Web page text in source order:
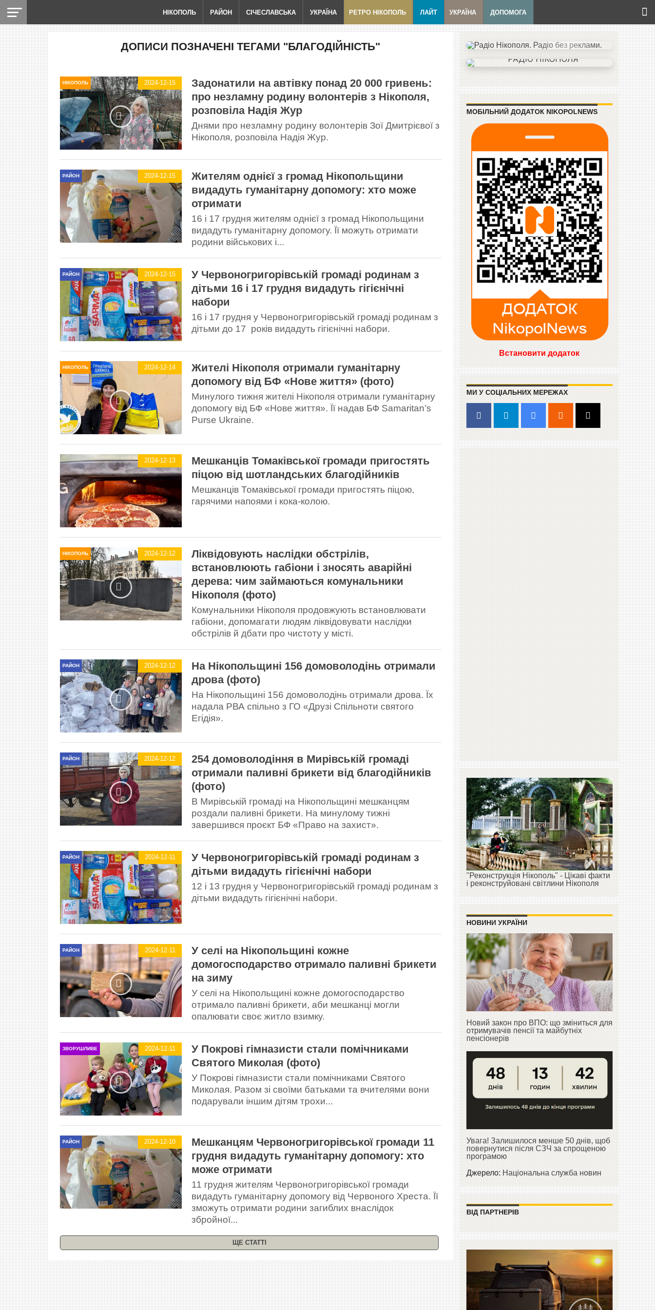
НІКОПОЛЬ РАЙОН СІЧЕСЛАВСЬКА УКРАЇНА РЕТРО НІКОПОЛЬ ЛАЙТ УКРАЇНА ДОПОМОГА
ДОПИСИ ПОЗНАЧЕНІ ТЕГАМИ "БЛАГОДІЙНІСТЬ"
НІКОПОЛЬ 2024-12-15
Задонатили на автівку понад 20 000 гривень:
про незламну родину волонтерів з Нікополя,
розповіла Надія Жур
Днями про незламну родину волонтерів Зої Дмитрієвої з
Нікополя, розповіла Надія Жур.
РАЙОН 2024-12-15
Жителям однієї з громад Нікопольщини
видадуть гуманітарну допомогу: хто може
отримати
16 і 17 грудня жителям однієї з громад Нікопольщини
видадуть гуманітарну допомогу. Її можуть отримати
родини військових і...
РАЙОН 2024-12-15
У Червоногригорівській громаді родинам з
дітьми 16 і 17 грудня видадуть гігієнічні
набори
16 і 17 грудня у Червоногригорівській громаді родинам з
дітьми до 17 років видадуть гігієнічні набори.
НІКОПОЛЬ 2024-12-14
Жителі Нікополя отримали гуманітарну
допомогу від БФ «Нове життя» (фото)
Минулого тижня жителі Нікополя отримали гуманітарну
допомогу від БФ «Нове життя». Її надав БФ Samaritan’s
Purse Ukraine.
2024-12-13
Мешканців Томаківської громади пригостять
піцою від шотландських благодійників
Мешканців Томаківської громади пригостять піцою,
гарячими напоями і кока-колою.
НІКОПОЛЬ 2024-12-12
Ліквідовують наслідки обстрілів,
встановлюють габіони і зносять аварійні
дерева: чим займаються комунальники
Нікополя (фото)
Комунальники Нікополя продовжують встановлювати
габіони, допомагати людям ліквідовувати наслідки
обстрілів й дбати про чистоту у місті.
РАЙОН 2024-12-12
На Нікопольщині 156 домоволодінь отримали
дрова (фото)
На Нікопольщині 156 домоволодінь отримали дрова. Їх
надала РВА спільно з ГО «Друзі Спільноти святого
Егідія».
РАЙОН 2024-12-12
254 домоволодіння в Мирівській громаді
отримали паливні брикети від благодійників
(фото)
В Мирівській громаді на Нікопольщині мешканцям
роздали паливні брикети. На минулому тижні
завершився проєкт БФ «Право на захист».
РАЙОН 2024-12-11
У Червоногригорівській громаді родинам з
дітьми видадуть гігієнічні набори
12 і 13 грудня у Червоногригорівській громаді родинам з
дітьми видадуть гігієнічні набори.
РАЙОН 2024-12-11
У селі на Нікопольщині кожне
домогосподарство отримало паливні брикети
на зиму
У селі на Нікопольщині кожне домогосподарство
отримало паливні брикети, аби мешканці могли
опалювати своє житло взимку.
ЗВОРУШЛИВЕ 2024-12-11
У Покрові гімназисти стали помічниками
Святого Миколая (фото)
У Покрові гімназисти стали помічниками Святого
Миколая. Разом зі своїми батьками та вчителями вони
подарували іншим дітям трохи...
РАЙОН 2024-12-10
Мешканцям Червоногригорівської громади 11
грудня видадуть гуманітарну допомогу: хто
може отримати
11 грудня жителям Червоногригорівської громади
видадуть гуманітарну допомогу від Червоного Хреста. Її
зможуть отримати родини загиблих внаслідок
збройної...
ЩЕ СТАТТІ
МОБІЛЬНИЙ ДОДАТОК NIKOPOLNEWS
Встановити додаток
МИ У СОЦІАЛЬНИХ МЕРЕЖАХ
"Реконструкція Нікополь" - Цікаві факти
і реконструйовані світлини Нікополя
НОВИНИ УКРАЇНИ
Новий закон про ВПО: що зміниться для
отримувачів пенсії та майбутніх
пенсіонерів
Увага! Залишилося менше 50 днів, щоб
повернутися після СЗЧ за спрощеною
програмою
Джерело:Національна служба новин
ВІД ПАРТНЕРІВ